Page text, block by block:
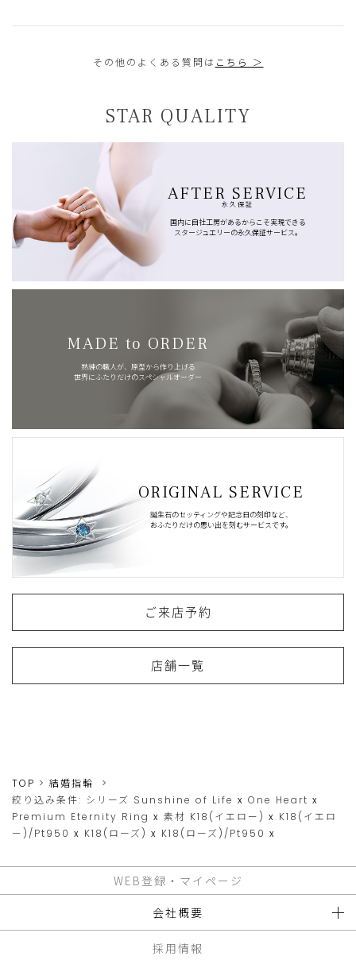
その他のよくある質問は こちら ＞
STAR QUALITY
AFTER SERVICE
永久保証
国内に自社工房があるからこそ実現できる
スタージュエリーの永久保証サービス。
MADE to ORDER
熟練の職人が、原型から作り上げる
世界にふたりだけのスペシャルオーダー
ORIGINAL SERVICE
誕生石のセッティングや記念日の刻印など、
おふたりだけの思い出を刻むサービスです。
ご来店予約
店舗一覧
TOP
結婚指輪
絞り込み条件: シリーズ Sunshine of Life x One Heart x
Premium Eternity Ring x 素材 K18(イエロー) x K18(イエロ
ー)/Pt950 x K18(ローズ) x K18(ローズ)/Pt950 x
WEB登録・マイページ
会社概要
採用情報